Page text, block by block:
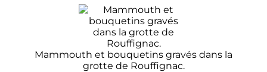
Mammouth et bouquetins gravés dans la
grotte de Rouffignac.